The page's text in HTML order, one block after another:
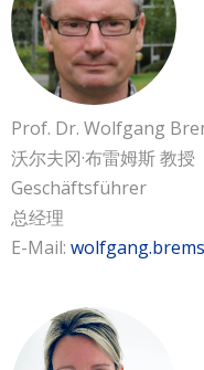
Prof. Dr. Wolfgang
沃尔夫冈·布雷姆斯 教授
Geschäftsführer
总经理
E-Mail: